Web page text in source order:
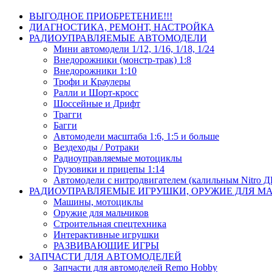
ВЫГОДНОЕ ПРИОБРЕТЕНИЕ!!!
ДИАГНОСТИКА, РЕМОНТ, НАСТРОЙКА
РАДИОУПРАВЛЯЕМЫЕ АВТОМОДЕЛИ
Мини автомодели 1/12, 1/16, 1/18, 1/24
Внедорожники (монстр-трак) 1:8
Внедорожники 1:10
Трофи и Краулеры
Ралли и Шорт-кросс
Шоссейные и Дрифт
Трагги
Багги
Автомодели масштаба 1:6, 1:5 и больше
Вездеходы / Ротраки
Радиоуправляемые мотоциклы
Грузовики и прицепы 1:14
Автомодели с нитродвигателем (калильным Nitro
РАДИОУПРАВЛЯЕМЫЕ ИГРУШКИ, ОРУЖИЕ ДЛЯ
Машины, мотоциклы
Оружие для мальчиков
Строительная спецтехника
Интерактивные игрушки
РАЗВИВАЮЩИЕ ИГРЫ
ЗАПЧАСТИ ДЛЯ АВТОМОДЕЛЕЙ
Запчасти для автомоделей Remo Hobby